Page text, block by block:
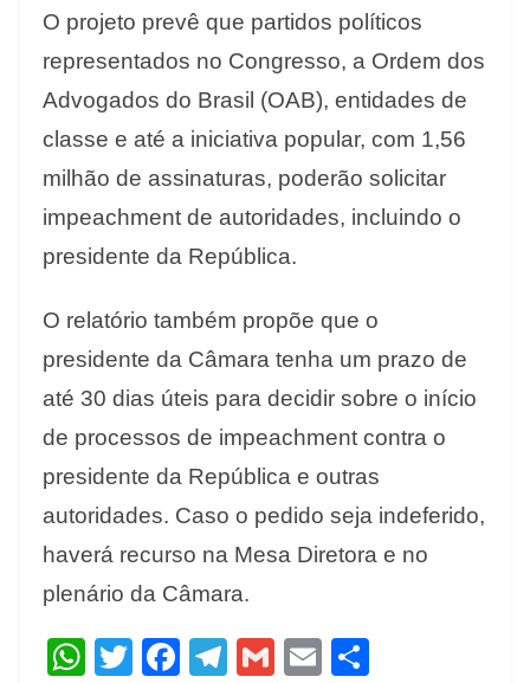
O projeto prevê que partidos políticos
representados no Congresso, a Ordem dos
Advogados do Brasil (OAB), entidades de
classe e até a iniciativa popular, com 1,56
milhão de assinaturas, poderão solicitar
impeachment de autoridades, incluindo o
presidente da República.
O relatório também propõe que o
presidente da Câmara tenha um prazo de
até 30 dias úteis para decidir sobre o início
de processos de impeachment contra o
presidente da República e outras
autoridades. Caso o pedido seja indeferido,
haverá recurso na Mesa Diretora e no
plenário da Câmara.
W T F T G E